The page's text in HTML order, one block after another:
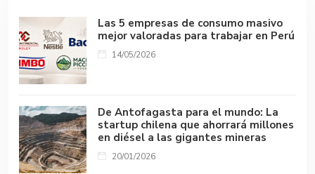
Las 5 empresas de consumo masivo
mejor valoradas para trabajar en Perú
14/05/2026
De Antofagasta para el mundo: La
startup chilena que ahorrará millones
en diésel a las gigantes mineras
20/01/2026